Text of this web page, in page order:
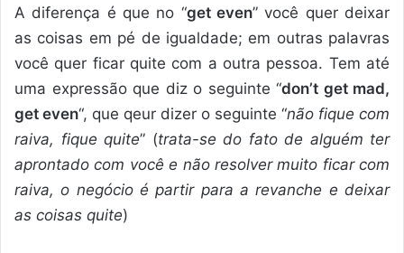
A diferença é que no “get even” você quer deixar
as coisas em pé de igualdade; em outras palavras
você quer ficar quite com a outra pessoa. Tem até
uma expressão que diz o seguinte “don’t get mad,
get even“, que qeur dizer o seguinte “não fique com
raiva, fique quite” (trata-se do fato de alguém ter
aprontado com você e não resolver muito ficar com
raiva, o negócio é partir para a revanche e deixar
as coisas quite)